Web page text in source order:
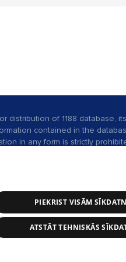
distribution of 1188 database, its
contained in the
in any form is strictly
service: e-mail -info@1188.lv
PIEKRIST VISĀM
ATSTĀT TEHNISKĀS